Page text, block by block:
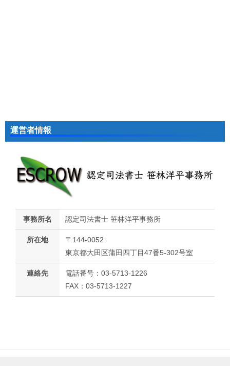
運営者情報
事務所名 認定司法書士 笹林洋平事務所
所在地
〒144-0052
東京都大田区蒲田四丁目47番5-302号室
連絡先
電話番号：03-5713-1226
FAX：03-5713-1227